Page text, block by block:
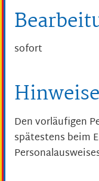
sofort
Hinweise
Den vorläufigen
spätestens beim